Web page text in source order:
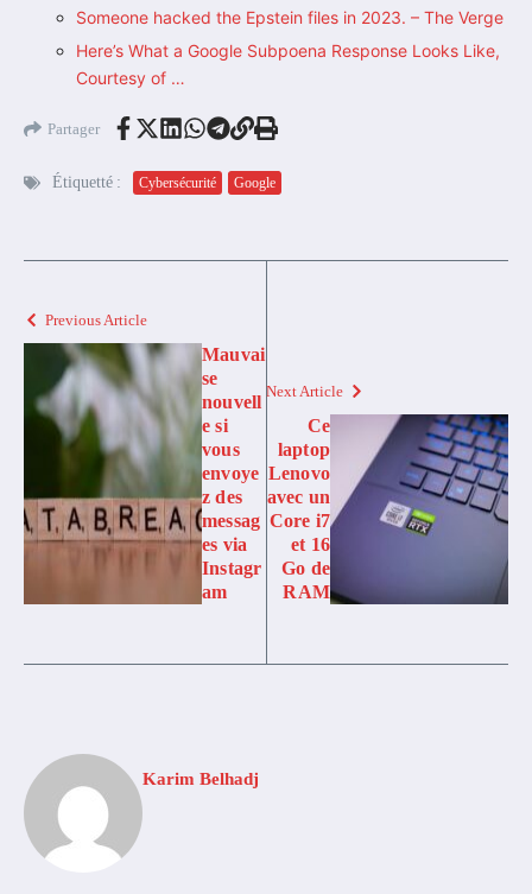
Someone hacked the Epstein files in 2023. – The Verge
Here’s What a Google Subpoena Response Looks Like,
Courtesy of …
Partager
Étiquetté : Cybersécurité Google
Previous Article
Mauvai
se
nouvell
e si
vous
envoye
z des
messag
es via
Instagr
am
Next Article
Ce
laptop
Lenovo
avec un
Core i7
et 16
Go de
RAM
Karim Belhadj